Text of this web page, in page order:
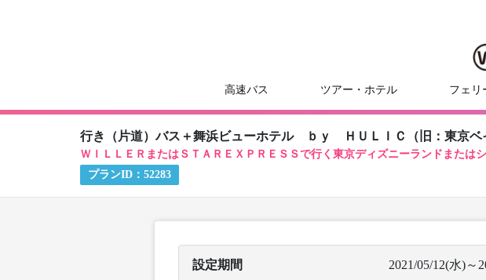
高速バス ツアー・ホテル フェリ
行き（片道）バス＋舞浜ビューホテル ｂｙ ＨＵＬＩＣ（旧：東京ベ
ＷＩＬＬＥＲまたはＳＴＡＲＥＸＰＲＥＳＳで行く東京ディズニーランドまたは
プランID： 52283
設定期間
2021/05/12(水)～